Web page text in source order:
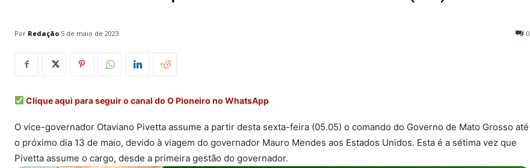
Por Redação 0
5 de maio de 2023
Clique aqui para seguir o canal do O Pioneiro no WhatsApp
O vice-governador Otaviano Pivetta assume a partir desta sexta-feira (05.05) o comando do Governo de Mato Grosso até
o próximo dia 13 de maio, devido à viagem do governador Mauro Mendes aos Estados Unidos. Esta é a sétima vez que
Pivetta assume o cargo, desde a primeira gestão do governador.